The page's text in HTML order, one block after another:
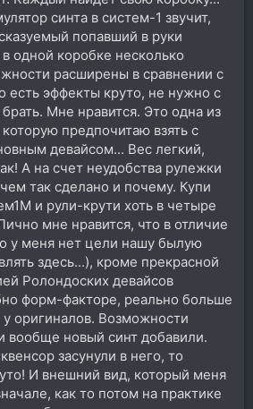
синта в систем-1 звучит,
попавший в руки
одной коробке несколько
расширены в сравнении с
есть эффекты круто, не нужно с
Мне нравится. Это одна из
предпочитаю взять с
девайсом... Вес легкий,
А на счет неудобства рулежки
так сделано и почему. Купи
и рули-крути хоть в четыре
мне нравится, что в отличие
у меня нет цели нашу былую
здесь...), кроме прекрасной
Ролондоских девайсов
форм-факторе, реально больше
оригиналов. Возможности
вообще новый синт добавили.
засунули в него, то
И внешний вид, который меня
как то потом на практике